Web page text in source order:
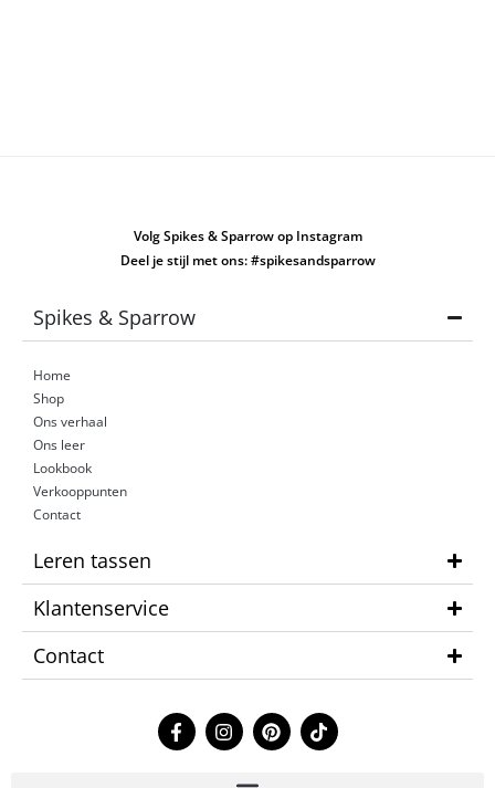
Volg Spikes & Sparrow op Instagram
Deel je stijl met ons: #spikesandsparrow
Spikes & Sparrow
Home
Shop
Ons verhaal
Ons leer
Lookbook
Verkooppunten
Contact
Leren tassen
Klantenservice
Contact
F
a
c
I
n
s
P
i
n
T
i
k